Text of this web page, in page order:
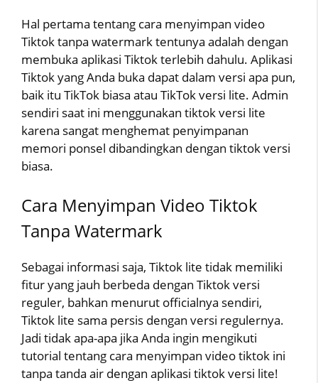
Hal pertama tentang cara menyimpan video
Tiktok tanpa watermark tentunya adalah dengan
membuka aplikasi Tiktok terlebih dahulu. Aplikasi
Tiktok yang Anda buka dapat dalam versi apa pun,
baik itu TikTok biasa atau TikTok versi lite. Admin
sendiri saat ini menggunakan tiktok versi lite
karena sangat menghemat penyimpanan
memori ponsel dibandingkan dengan tiktok versi
biasa.
Cara Menyimpan Video Tiktok
Tanpa Watermark
Sebagai informasi saja, Tiktok lite tidak memiliki
fitur yang jauh berbeda dengan Tiktok versi
reguler, bahkan menurut officialnya sendiri,
Tiktok lite sama persis dengan versi regulernya.
Jadi tidak apa-apa jika Anda ingin mengikuti
tutorial tentang cara menyimpan video tiktok ini
tanpa tanda air dengan aplikasi tiktok versi lite!